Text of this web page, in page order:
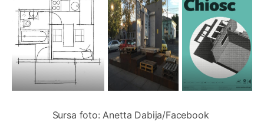
Sursa foto: Anetta Dabija/Facebook